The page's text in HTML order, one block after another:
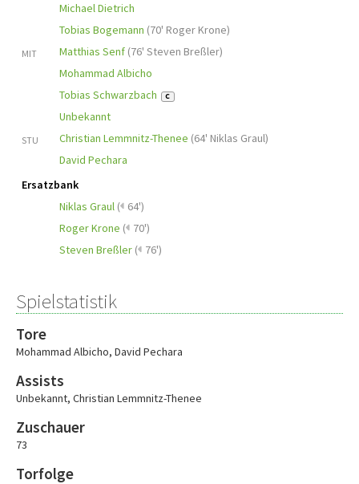
Michael Dietrich
Tobias Bogemann (70' Roger Krone)
MIT Matthias Senf (76' Steven Breßler)
Mohammad Albicho
Tobias Schwarzbach
C
Unbekannt
STU Christian Lemmnitz-Thenee (64' Niklas Graul)
David Pechara
Ersatzbank
Niklas Graul ( 64')
Roger Krone ( 70')
Steven Breßler ( 76')
Spielstatistik
Tore
Mohammad Albicho, David Pechara
Assists
Unbekannt, Christian Lemmnitz-Thenee
Zuschauer
73
Torfolge